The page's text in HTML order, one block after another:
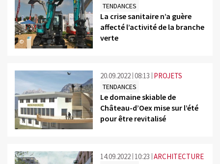
©
TENDANCES
La crise sanitaire n’a guère
affecté l’activité de la branche
verte
©
20.09.2022 08:13 PROJETS
TENDANCES
Le domaine skiable de
Château-d’Oex mise sur l’été
pour être revitalisé
14.09.2022 10:23 ARCHITECTURE